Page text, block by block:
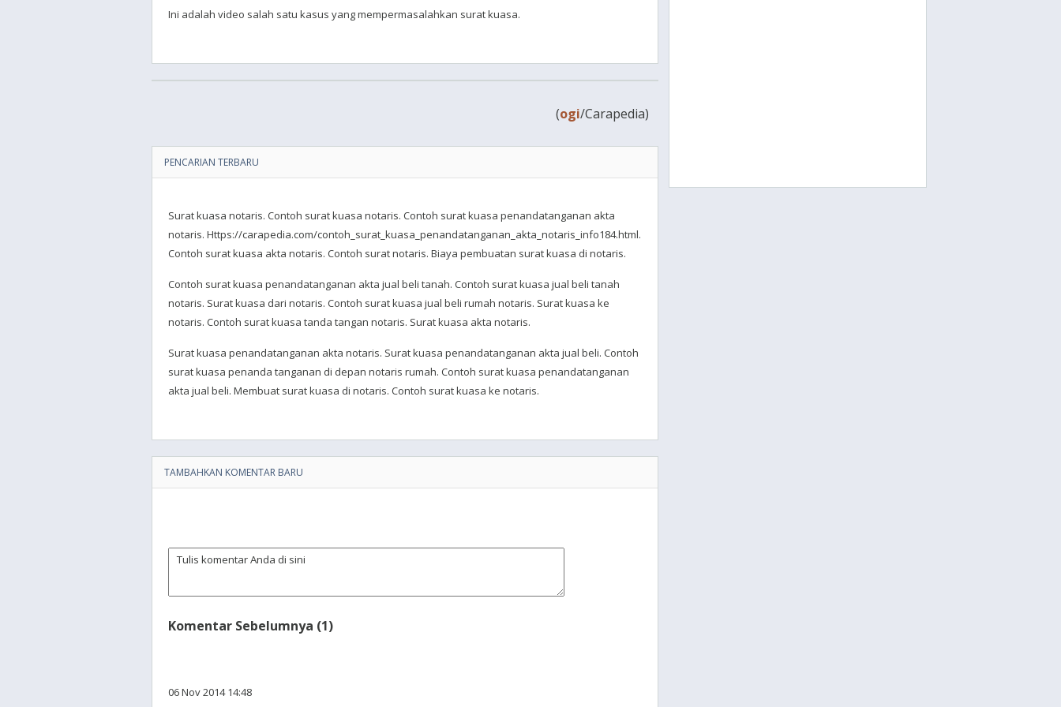
Ini adalah video salah satu kasus yang mempermasalahkan surat kuasa.
(ogi/Carapedia)
PENCARIAN TERBARU
Surat kuasa notaris. Contoh surat kuasa notaris. Contoh surat kuasa penandatanganan akta
notaris. Https://carapedia.com/contoh_surat_kuasa_penandatanganan_akta_notaris_info184.html.
Contoh surat kuasa akta notaris. Contoh surat notaris. Biaya pembuatan surat kuasa di notaris.
Contoh surat kuasa penandatanganan akta jual beli tanah. Contoh surat kuasa jual beli tanah
notaris. Surat kuasa dari notaris. Contoh surat kuasa jual beli rumah notaris. Surat kuasa ke
notaris. Contoh surat kuasa tanda tangan notaris. Surat kuasa akta notaris.
Surat kuasa penandatanganan akta notaris. Surat kuasa penandatanganan akta jual beli. Contoh
surat kuasa penanda tanganan di depan notaris rumah. Contoh surat kuasa penandatanganan
akta jual beli. Membuat surat kuasa di notaris. Contoh surat kuasa ke notaris.
TAMBAHKAN KOMENTAR BARU
Komentar Sebelumnya (1)
06 Nov 2014 14:48